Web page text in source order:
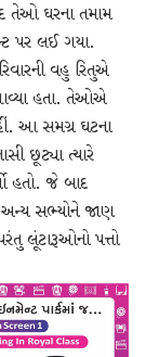
તેઓ ઘરના તમામ
પર લઈ ગયા.
વહુ રિતુએ
હતા. તેઓએ
આ સમગ્ર ઘટના
છૂટ્યા ત્યારે
હતો. જે બાદ
અન્ય સભ્યોને જાણ
લૂંટારૂઓનો પત્તો